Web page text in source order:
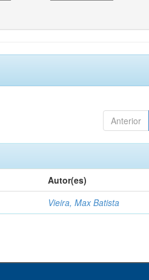
Anterior
Autor(es)
Vieira, Max Batista